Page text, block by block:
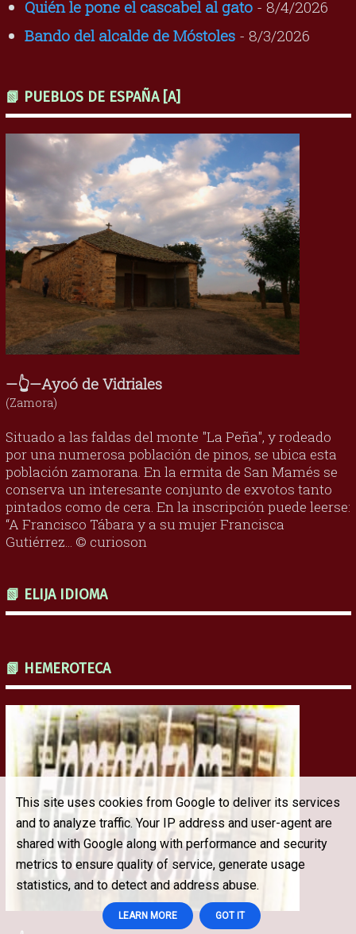
Quién le pone el cascabel al gato- 8/4/2026
Bando del alcalde de Móstoles- 8/3/2026
📗 PUEBLOS DE ESPAÑA [A]
—👆—Ayoó de Vidriales
(Zamora)
Situado a las faldas del monte "La Peña", y rodeado
por una numerosa población de pinos, se ubica esta
población zamorana. En la ermita de San Mamés se
conserva un interesante conjunto de exvotos tanto
pintados como de cera. En la inscripción puede leerse:
“A Francisco Tábara y a su mujer Francisca
Gutiérrez... © curioson
📗 ELIJA IDIOMA
📗 HEMEROTECA
This site uses cookies from Google to deliver its services
and to analyze traffic. Your IP address and user-agent are
shared with Google along with performance and security
metrics to ensure quality of service, generate usage
statistics, and to detect and address abuse.
LEARN MORE GOT IT